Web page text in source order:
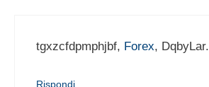
tgxzcfdpmphjbf, Forex, DqbyLar.
Rispondi